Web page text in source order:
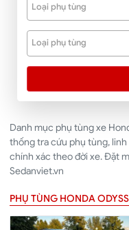
Loại phụ tùng
Loại phụ tùng
Danh mục phụ tùng xe
thống tra cứu phụ tùng, linh
chính xác theo đời xe. Đặt
Sedanviet.vn
PHỤ TÙNG HONDA